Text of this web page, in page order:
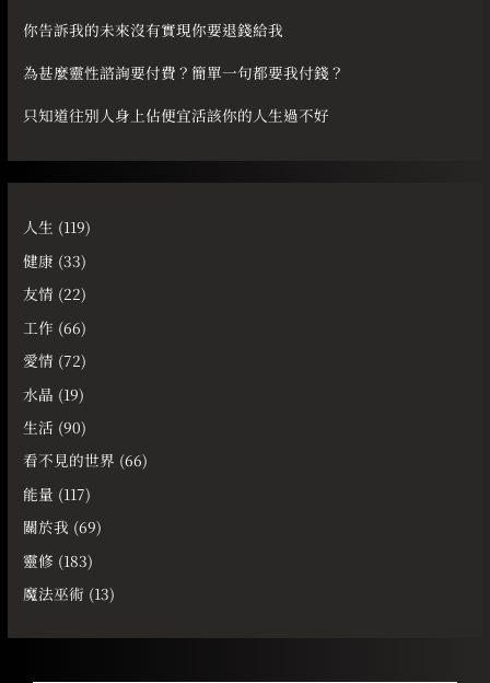
你告訴我的未來沒有實現你要退錢給我
為甚麼靈性諮詢要付費？簡單一句都要我付錢？
只知道往別人身上佔便宜活該你的人生過不好
人生 (119)
健康 (33)
友情 (22)
工作 (66)
愛情 (72)
水晶 (19)
生活 (90)
看不見的世界 (66)
能量 (117)
關於我 (69)
靈修 (183)
魔法巫術 (13)